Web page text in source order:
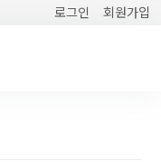
로그인 회원가입